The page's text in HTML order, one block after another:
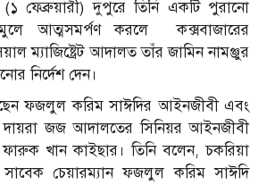
ফেব্রুয়ারী) দুপুরে তিনি একটি পুরানো
আত্মসমর্পণ করলে কক্সবাজারের
ম্যাজিষ্ট্রেট আদালত তাঁর জামিন নামঞ্জুর
নির্দেশ দেন।
ফজলুল করিম সাঈদির আইনজীবী এবং
দায়রা জজ আদালতের সিনিয়র আইনজীবী
খান কাইছার। তিনি বলেন, চকরিয়া
চেয়ারম্যান ফজলুল করিম সাঈদি